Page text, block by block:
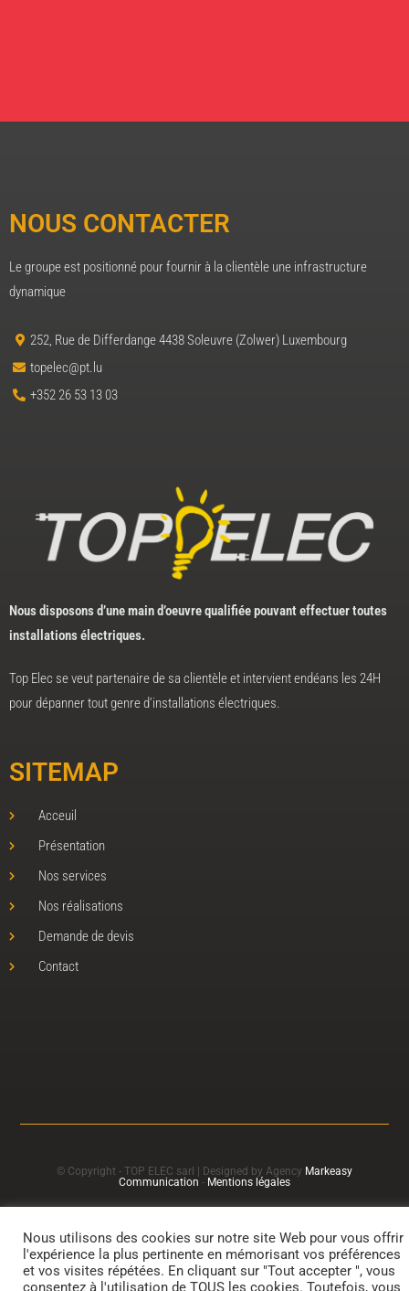
NOUS CONTACTER
Le groupe est positionné pour fournir à la clientèle une infrastructure
dynamique
252, Rue de Differdange 4438 Soleuvre (Zolwer) Luxembourg
topelec@pt.lu
+352 26 53 13 03
Nous disposons d’une main d’oeuvre qualifiée pouvant effectuer toutes
installations électriques.
Top Elec se veut partenaire de sa clientèle et intervient endéans les 24H
pour dépanner tout genre d’installations électriques.
SITEMAP
Acceuil
Présentation
Nos services
Nos réalisations
Demande de devis
Contact
© Copyright - TOP ELEC sarl | Designed by Agency Markeasy
Communication - Mentions légales
Nous utilisons des cookies sur notre site Web pour vous offrir
l'expérience la plus pertinente en mémorisant vos préférences
et vos visites répétées. En cliquant sur "Tout accepter ", vous
consentez à l'utilisation de TOUS les cookies. Toutefois, vous